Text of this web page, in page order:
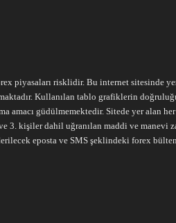
piyasaları risklidir. Bu internet
Kullanılan tablo grafiklerin
güdülmemektedir. Sitede yer alan
kişiler dahil uğranılan maddi ve manevi
eposta ve SMS şeklindeki forex